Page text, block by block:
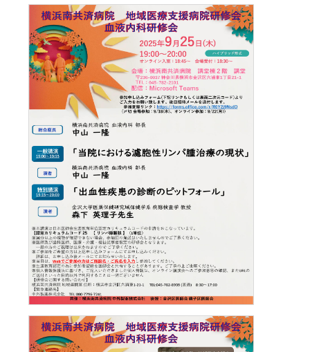
フロアマップ 初診WEB予約
お問い合わせ
総合案内
045-782-2101
サイトマップ
個人情報保護方針・診療記録など開示
再診の方
セカンドオピニオン外来
お薬のご案内
相談窓口
入院のご案内
入院費用について
個室のご案内
面会・お見舞いについて
お見舞いメール
病院施設・設備
施設紹介
医療設備紹介
がん診療について
医師検索
外来医師担当表
人間ドック
病院からのお願い
交通・アクセス
フロアマップ
ご意見箱（みなさまの声）
呼吸器内科
血液内科
脳神経内科
腎臓高血圧内科
内分泌代謝内科
膠原病リウマチ内科
精神科
小児科
緩和支持療法科
透析センター
循環器内科
心臓血管外科
外科・消化器外科
乳腺外科
臨床検査科
薬剤科
病理診断科
化学療法室
ME科
栄養科
臨床研究センター
看護部
健康管理センター
地域医療連携
相談窓口
チーム医療活動
緩和ケアチーム
栄養サポートチーム
感染制御チーム
褥瘡対策チーム
口腔ケア・摂食嚥下サポートチーム
退院支援チーム
認知症ケアチーム
心臓リハビリテーションチーム
排尿ケアチーム
外来医師担当表
理念・基本方針
病院指針
病院概要
施設紹介
医療設備紹介
病院指標
病院医療機能評価機構認定病院
院内ボランティア活動について
みなみ健康セミナー
市民公開講座
広報誌『ともに』
地域医療連携
医師検索
緩和ケア病棟について（医療関係者向け）
臨床研修のご案内
初期研修医向けの病院見学
各種データ
病院見学・お問い合わせフォーム
後期臨床研修プログラムのご案内
初期臨床研修プログラムのご案内
地域医療支援病院の講演会・研修会
連携登録医専用ページ（ログイン）
Doctorのミカタ『コラム』
採用情報